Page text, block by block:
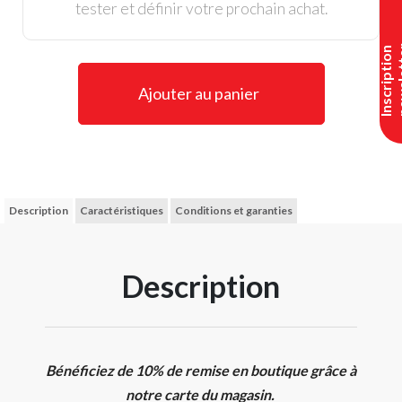
I
n
s
c
r
i
p
t
i
o
n
n
e
w
s
l
e
t
t
e
tester et définir votre prochain achat.
Ajouter au panier
Description Caractéristiques Conditions et garanties
Description
Bénéficiez de 10% de remise en boutique grâce à
notre carte du magasin.